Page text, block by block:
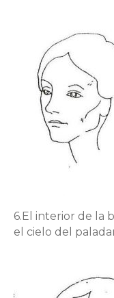
6.El interior de la
el cielo del